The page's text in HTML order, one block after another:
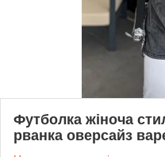
Футболка жіноча
рванка оверсайз